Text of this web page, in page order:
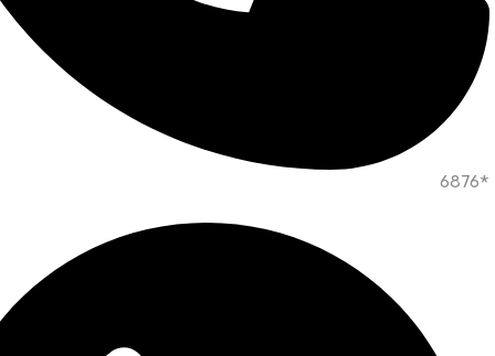
*6876